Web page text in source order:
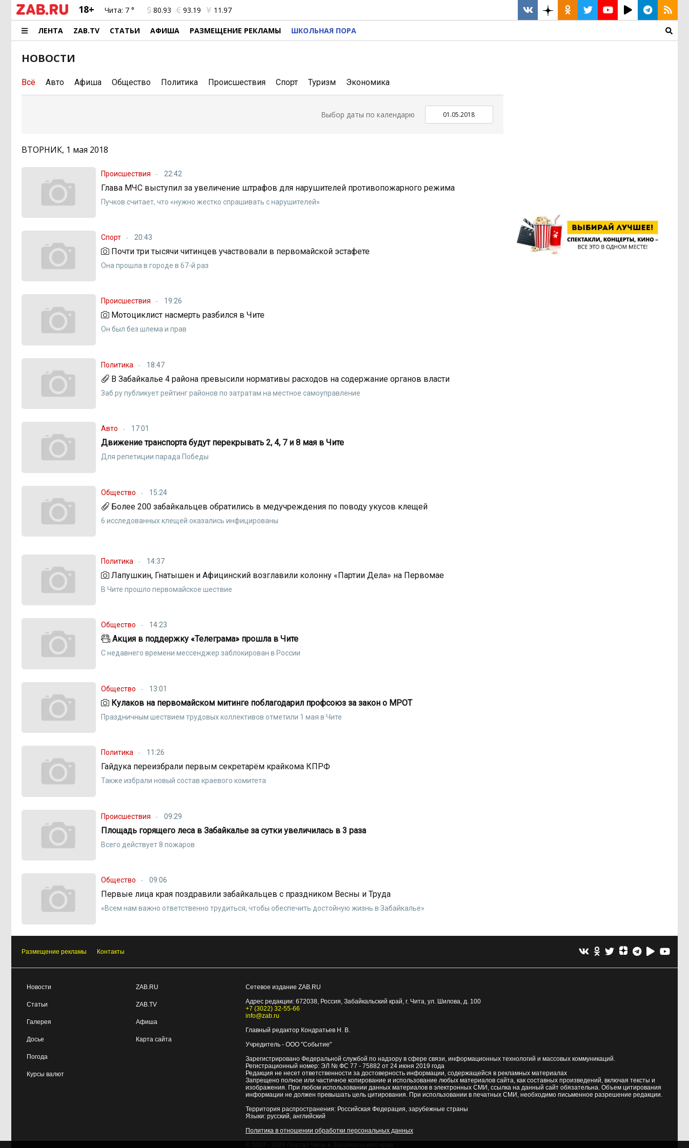
18+ Чита: 7 ° 80.93 93.19 11.97
ЛЕНТА ZAB.TV СТАТЬИ АФИША РАЗМЕЩЕНИЕ РЕКЛАМЫ ШКОЛЬНАЯ ПОРА
НОВОСТИ
Всё Авто Афиша Общество Политика Происшествия Спорт Туризм Экономика
Выбор даты по календарю
ВТОРНИК, 1 мая 2018
Происшествия 22:42
Глава МЧС выступил за увеличение штрафов для нарушителей противопожарного режима
Пучков считает, что «нужно жестко спрашивать с нарушителей»
Спорт 20:43
Почти три тысячи читинцев участвовали в первомайской эстафете
Она прошла в городе в 67-й раз
Происшествия 19:26
Мотоциклист насмерть разбился в Чите
Он был без шлема и прав
Политика 18:47
В Забайкалье 4 района превысили нормативы расходов на содержание органов власти
Заб.ру публикует рейтинг районов по затратам на местное самоуправление
Авто 17:01
Движение транспорта будут перекрывать 2, 4, 7 и 8 мая в Чите
Для репетиции парада Победы
Общество 15:24
Более 200 забайкальцев обратились в медучреждения по поводу укусов клещей
6 исследованных клещей оказались инфицированы
Политика 14:37
Лапушкин, Гнатышен и Афицинский возглавили колонну «Партии Дела» на Первомае
В Чите прошло первомайское шествие
Общество 14:23
Акция в поддержку «Телеграма» прошла в Чите
С недавнего времени мессенджер заблокирован в России
Общество 13:01
Кулаков на первомайском митинге поблагодарил профсоюз за закон о МРОТ
Праздничным шествием трудовых коллективов отметили 1 мая в Чите
Политика 11:26
Гайдука переизбрали первым секретарём крайкома КПРФ
Также избрали новый состав краевого комитета
Происшествия 09:29
Площадь горящего леса в Забайкалье за сутки увеличилась в 3 раза
Всего действует 8 пожаров
Общество 09:06
Первые лица края поздравили забайкальцев с праздником Весны и Труда
«Всем нам важно ответственно трудиться, чтобы обеспечить достойную жизнь в Забайкалье»
Размещение рекламы Контакты
Новости
Статьи
Галерея
Досье
Погода
Курсы валют
ZAB.RU
ZAB.TV
Афиша
Карта сайта
Сетевое издание ZAB.RU
Адрес редакции: 672038, Россия, Забайкальский край, г. Чита ул. Шилова, д. 100
+7 (3022) 32-55-66
info@zab.ru
Главный редактор Кондратьев Н. В.
Учредитель - ООО "Событие"
Зарегистрировано Федеральной службой по надзору в сфере связи, информационных технологий и массовых коммуникаций.
Регистрационный номер: ЭЛ № ФС 77 - 75882 от 24 июня 2019 года
Редакция не несет ответственности за достоверность информации, содержащейся в рекламных материалах
Запрещено полное или частичное копирование и использование любых материалов сайта, как составных произведений, включая тексты и
изображения. При любом использовании данных материалов в электронных СМИ, ссылка на данный сайт обязательна. Объем цитирования
информации не должен превышать цель цитирования. При использовании в печатных СМИ, необходимо письменное разрешение редакции.
Территория распространения: Российская Федерация, зарубежные страны
Языки: русский, английский
Политика в отношении обработки персональных данных